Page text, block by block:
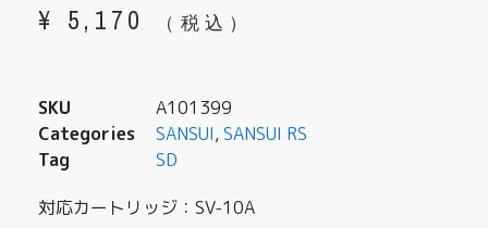
¥ 5,170 （税込）
SKU
A101399
Categories
SANSUI,SANSUI RS
Tag
SD
対応カートリッジ：SV-10A